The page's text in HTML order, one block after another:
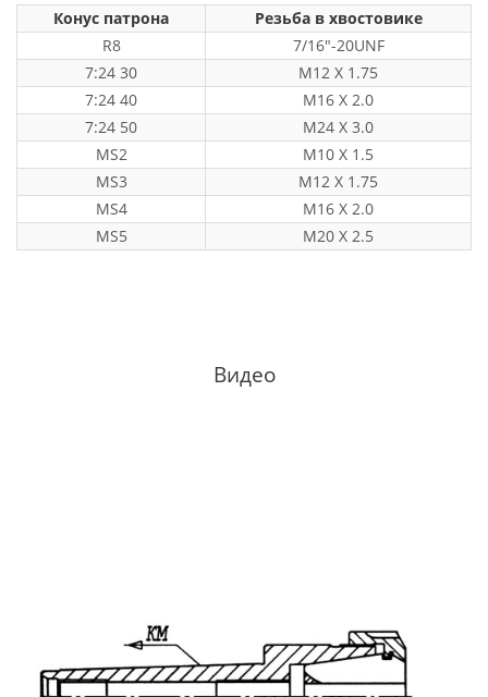
Конус патрона
Резьба в хвостовике
R8
7/16"-20UNF
7:24 30
M12 X 1.75
7:24 40
M16 X 2.0
7:24 50
M24 X 3.0
MS2
M10 X 1.5
MS3
M12 X 1.75
MS4
M16 X 2.0
MS5
M20 X 2.5
Видео